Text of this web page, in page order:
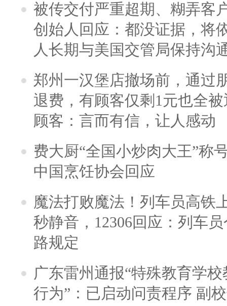
被传交付严重超期、糊弄客
创始人回应：都没证据，将
人长期与美国交管局保持沟
郑州一汉堡店撤场前，通过
退费，有顾客仅剩1元也全
顾客：言而有信，让人感动
费大厨“全国小炒肉大王”称
中国烹饪协会回应
魔法打败魔法！列车员高铁
秒静音，12306回应：列车
路规定
广东雷州通报“特殊教育学
行为”：已启动问责程序 副